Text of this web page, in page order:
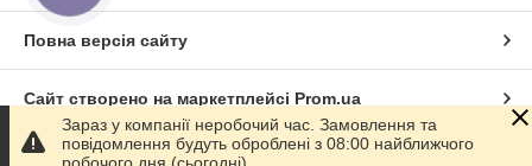
Повна версія сайту
Сайт створено на маркетплейсі Prom.ua
Політика конфіденційності
Зараз у компанії неробочий час. Замовлення та
повідомлення будуть оброблені з 08:00 найближчого